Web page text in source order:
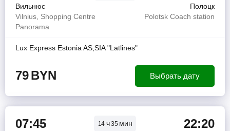
Вильнюс
Полоцк
Vilnius, Shopping Centre
Panorama
Polotsk Coach station
Lux Express Estonia AS,SIA "Latlines"
79BYN Выбрать дату
07:45 14 ч35 мин 22:20